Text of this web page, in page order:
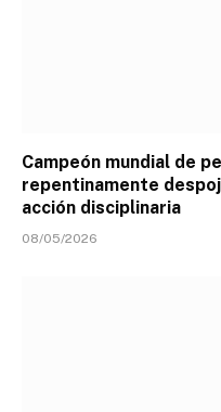
Campeón mundial de
repentinamente
acción disciplinaria
08/05/2026